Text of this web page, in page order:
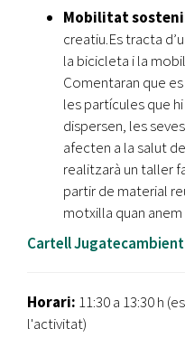
Mobilitat
creatiu.Es tracta
la bicicleta i la
Comentaran que
les partícules que
dispersen, les
afecten a la salut
realitzarà un taller
partir de material
motxilla quan
Cartell
Horari: 11:30 a 13:30 h
l'activitat)